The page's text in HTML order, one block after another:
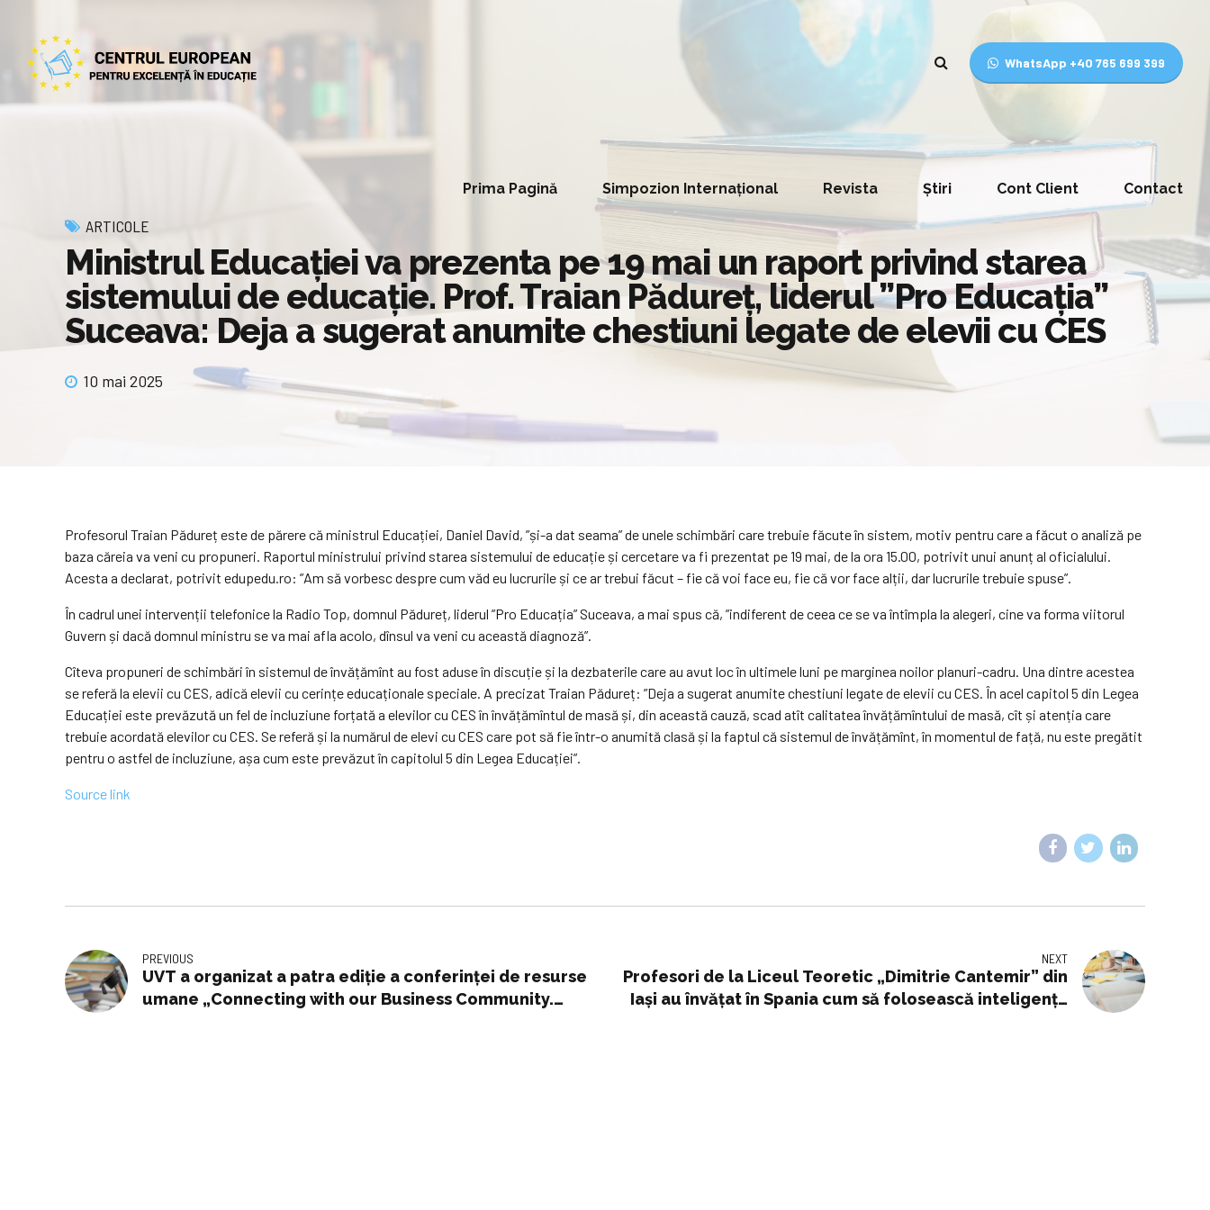
WhatsApp +40 765 699 399
Prima Pagină Simpozion Internațional Revista Știri Cont Client Contact
ARTICOLE
Ministrul Educației va prezenta pe 19 mai un raport privind starea
sistemului de educație. Prof. Traian Pădureț, liderul ”Pro Educația”
Suceava: Deja a sugerat anumite chestiuni legate de elevii cu CES
10 mai 2025
Profesorul Traian Pădureț este de părere că ministrul Educației, Daniel David, ”și-a dat seama” de unele schimbări care trebuie făcute în sistem, motiv pentru care a făcut o analiză pe
baza căreia va veni cu propuneri. Raportul ministrului privind starea sistemului de educație și cercetare va fi prezentat pe 19 mai, de la ora 15.00, potrivit unui anunț al oficialului.
Acesta a declarat, potrivit edupedu.ro: ”Am să vorbesc despre cum văd eu lucrurile și ce ar trebui făcut – fie că voi face eu, fie că vor face alții, dar lucrurile trebuie spuse”.
În cadrul unei intervenții telefonice la Radio Top, domnul Pădureț, liderul ”Pro Educația” Suceava, a mai spus că, ”indiferent de ceea ce se va întîmpla la alegeri, cine va forma viitorul
Guvern și dacă domnul ministru se va mai afla acolo, dînsul va veni cu această diagnoză”.
Cîteva propuneri de schimbări în sistemul de învățămînt au fost aduse în discuție și la dezbaterile care au avut loc în ultimele luni pe marginea noilor planuri-cadru. Una dintre acestea
se referă la elevii cu CES, adică elevii cu cerințe educaționale speciale. A precizat Traian Pădureț: ”Deja a sugerat anumite chestiuni legate de elevii cu CES. În acel capitol 5 din Legea
Educației este prevăzută un fel de incluziune forțată a elevilor cu CES în învățămîntul de masă și, din această cauză, scad atît calitatea învățămîntului de masă, cît și atenția care
trebuie acordată elevilor cu CES. Se referă și la numărul de elevi cu CES care pot să fie într-o anumită clasă și la faptul că sistemul de învățămînt, în momentul de față, nu este pregătit
pentru o astfel de incluziune, așa cum este prevăzut în capitolul 5 din Legea Educației”.
Source link
PREVIOUS
UVT a organizat a patra ediție a conferinței de resurse
umane „Connecting with our Business Community.
NEXT
Profesori de la Liceul Teoretic „Dimitrie Cantemir” din
Iași au învățat în Spania cum să folosească inteligența